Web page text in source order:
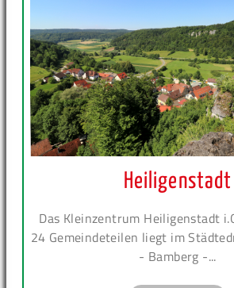
Heiligenstadt
Das Kleinzentrum Heiligenstadt
24 Gemeindeteilen liegt im
- Bamberg -...